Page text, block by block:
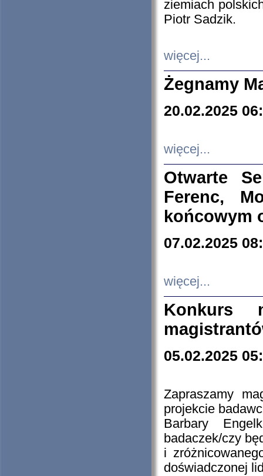
ziemiach
Piotr Sadzik.
więcej...
Żegnamy
20.02.2025
więcej...
Otwarte
Ferenc,
końcowym
07.02.2025
więcej...
Konkurs
05.02.2025
Zapraszamy
projekcie
Barbary
badaczek/czy
i
doświadczonej